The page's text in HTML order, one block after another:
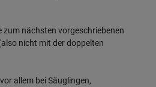
zum nächsten vorgeschriebenen
nicht mit der doppelten
allem bei Säuglingen,